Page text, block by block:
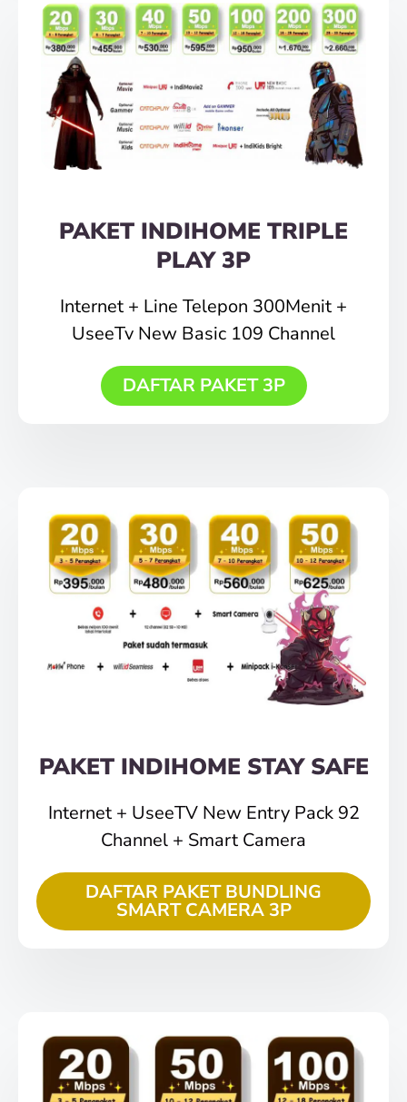
PAKET INDIHOME TRIPLE
PLAY 3P
Internet + Line Telepon 300Menit +
UseeTv New Basic 109 Channel
DAFTAR PAKET 3P
PAKET INDIHOME STAY SAFE
Internet + UseeTV New Entry Pack 92
Channel + Smart Camera
DAFTAR PAKET BUNDLING
SMART CAMERA 3P